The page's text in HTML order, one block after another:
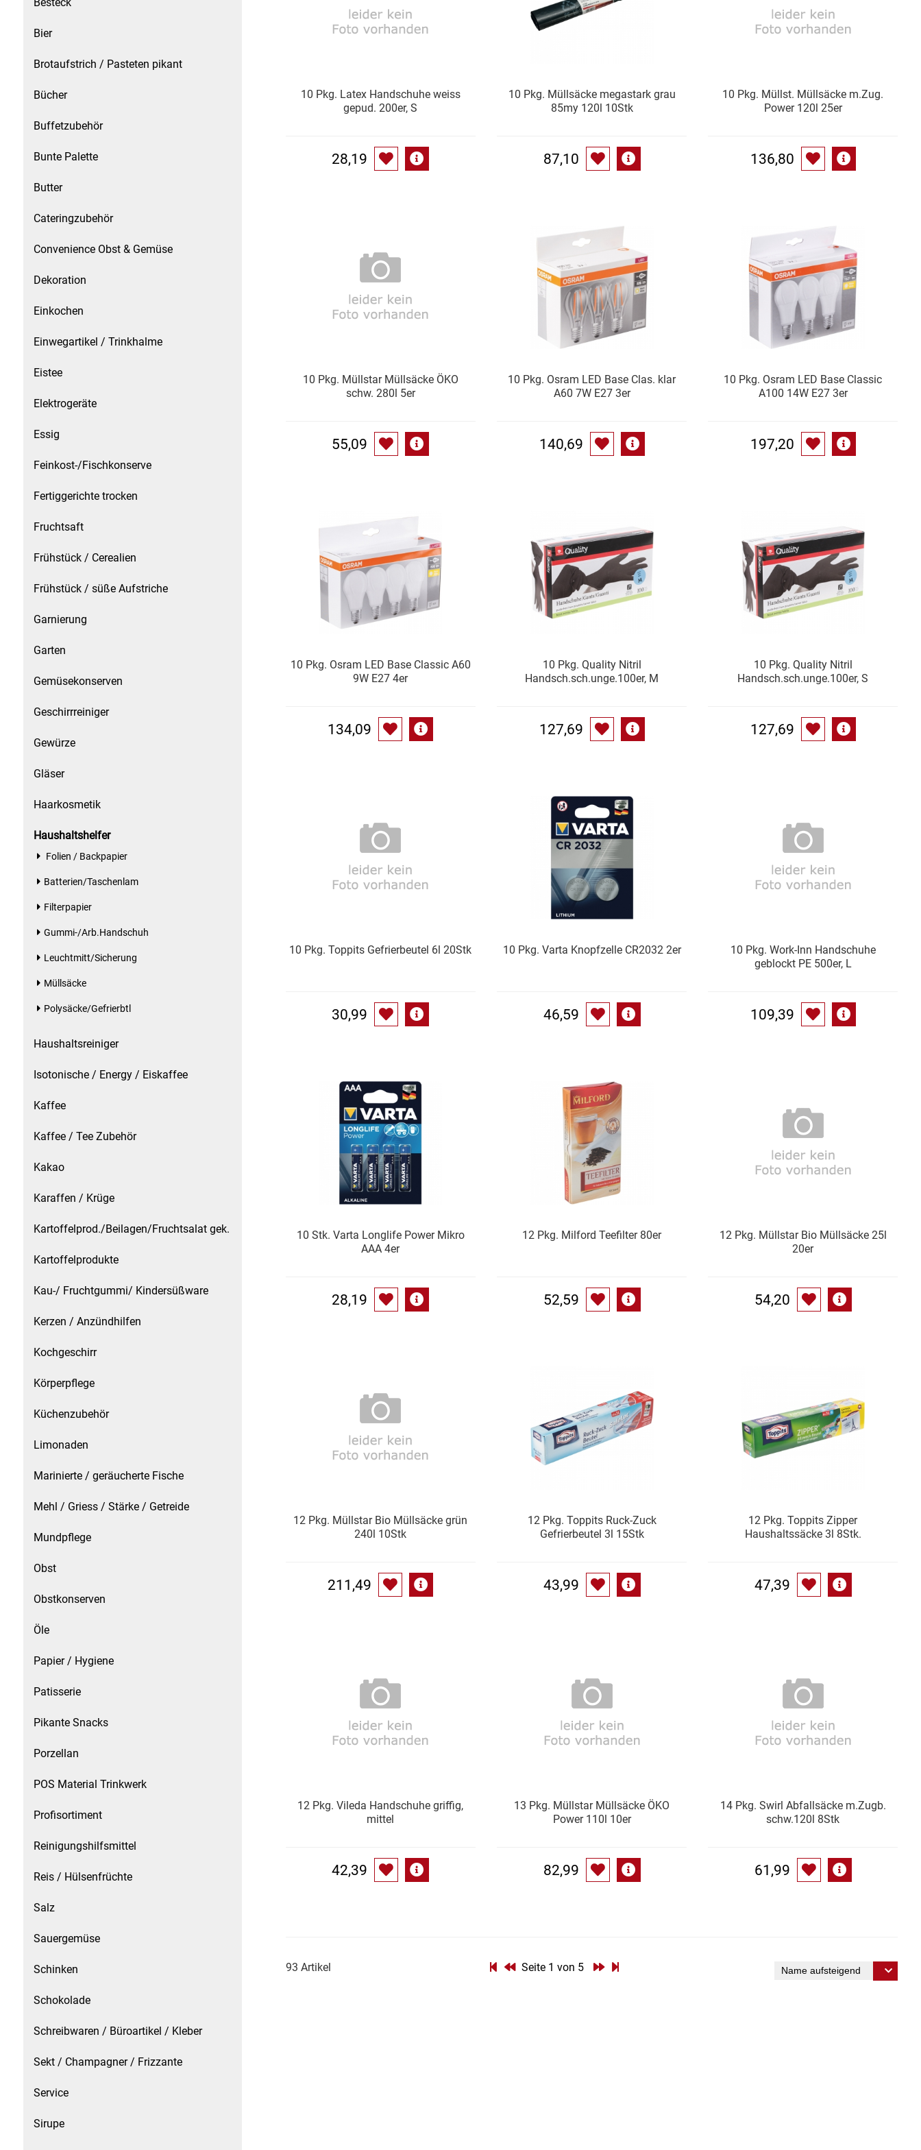
Spielzeug & Baby
Zubehör
Butter
Cateringzubehör
Convenience Obst & Gemüse
Dekoration
Elektrogeräte
Essig
Feinkost-/Fischkonserve
Fertiggerichte trocken
Fruchtsaft
Garten
Gemüsekonserven
Geschirrreiniger
Gewürze
Haushaltsreiniger
Isotonische / Energy / Eiskaffee
Kaffee / Tee Zubehör
Karaffen / Krüge
Kartoffelprod./Beilagen/Fruchtsalat gek.
Kartoffelprodukte
Kau-/ Fruchtgummi/ Kindersüßware
Kerzen / Anzündhilfen
Limonaden
Marinierte / geräucherte Fische
Mehl / Griess / Stärke / Getreide
Mundpflege
Patisserie
Pikante Snacks
Porzellan
POS Material Trinkwerk
Salz
Sauergemüse
Schinken
Schokolade
Schreibwaren / Büroartikel / Kleber
Speck / Rohschinken
Spezialreiniger
Bier
Brotaufstrich / Pasteten pikant
Bücher
Buffetzubehör
Bunte Palette
Butter
Cateringzubehör
Convenience Obst & Gemüse
Dekoration
Einkochen
Einwegartikel / Trinkhalme
Eistee
Elektrogeräte
Essig
Feinkost-/Fischkonserve
Fertiggerichte trocken
Fruchtsaft
Frühstück / Cerealien
Frühstück / süße Aufstriche
Garnierung
Garten
Gemüsekonserven
Geschirrreiniger
Gewürze
Gläser
Haarkosmetik
Haushaltshelfer
Folien / Backpapier
Batterien/Taschenlam
Filterpapier
Gummi-/Arb.Handschuh
Leuchtmitt/Sicherung
Müllsäcke
Polysäcke/Gefrierbtl
Haushaltsreiniger
Isotonische / Energy / Eiskaffee
Kaffee
Kaffee / Tee Zubehör
Kakao
Karaffen / Krüge
Kartoffelprod./Beilagen/Fruchtsalat gek.
Kartoffelprodukte
Kau-/ Fruchtgummi/ Kindersüßware
Kerzen / Anzündhilfen
Kochgeschirr
Körperpflege
Küchenzubehör
Limonaden
Marinierte / geräucherte Fische
Mehl / Griess / Stärke / Getreide
Mundpflege
Obst
Obstkonserven
Öle
Papier / Hygiene
Patisserie
Pikante Snacks
Porzellan
POS Material Trinkwerk
Profisortiment
Reinigungshilfsmittel
Reis / Hülsenfrüchte
Salz
Sauergemüse
Schinken
Schokolade
Schreibwaren / Büroartikel / Kleber
Sekt / Champagner / Frizzante
Service
Sirupe
10 Pkg. Latex Handschuhe weiss
gepud. 200er, S
28,19
10 Pkg. Müllsäcke megastark grau
85my 120l 10Stk
87,10
10 Pkg. Müllst. Müllsäcke m.Zug.
Power 120l 25er
136,80
10 Pkg. Müllstar Müllsäcke ÖKO
schw. 280l 5er
55,09
10 Pkg. Osram LED Base Clas. klar
A60 7W E27 3er
140,69
10 Pkg. Osram LED Base Classic
A100 14W E27 3er
197,20
10 Pkg. Osram LED Base Classic A60
9W E27 4er
134,09
10 Pkg. Quality Nitril
Handsch.sch.unge.100er, M
127,69
10 Pkg. Quality Nitril
Handsch.sch.unge.100er, S
127,69
10 Pkg. Toppits Gefrierbeutel 6l 20Stk
30,99
10 Pkg. Varta Knopfzelle CR2032 2er
46,59
10 Pkg. Work-Inn Handschuhe
geblockt PE 500er, L
109,39
10 Stk. Varta Longlife Power Mikro
AAA 4er
28,19
12 Pkg. Milford Teefilter 80er
52,59
12 Pkg. Müllstar Bio Müllsäcke 25l
20er
54,20
12 Pkg. Müllstar Bio Müllsäcke grün
240l 10Stk
211,49
12 Pkg. Toppits Ruck-Zuck
Gefrierbeutel 3l 15Stk
43,99
12 Pkg. Toppits Zipper
Haushaltssäcke 3l 8Stk.
47,39
12 Pkg. Vileda Handschuhe griffig,
mittel
42,39
13 Pkg. Müllstar Müllsäcke ÖKO
Power 110l 10er
82,99
14 Pkg. Swirl Abfallsäcke m.Zugb.
schw.120l 8Stk
61,99
93 Artikel Seite 1 von 5